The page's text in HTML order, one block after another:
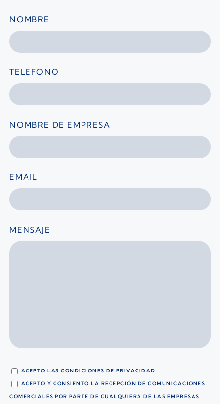
NOMBRE
TELÉFONO
NOMBRE DE EMPRESA
EMAIL
MENSAJE
ACEPTO LASCONDICIONES DE PRIVACIDAD
ACEPTO Y CONSIENTO LA RECEPCIÓN DE COMUNICACIONES
COMERCIALES POR PARTE DE CUALQUIERA DE LAS EMPRESAS